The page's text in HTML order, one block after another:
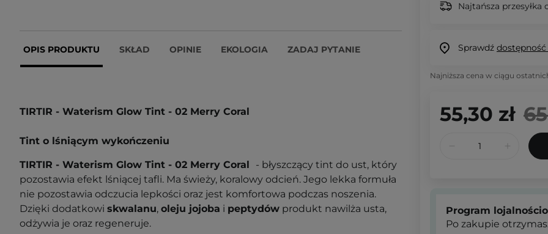
OPIS PRODUKTU SKŁAD OPINIE EKOLOGIA ZADAJ PYTANIE
TIRTIR - Waterism Glow Tint - 02 Merry Coral
Tint o lśniącym wykończeniu
TIRTIR - Waterism Glow Tint - 02 Merry Coral - błyszczący tint do ust, który
pozostawia efekt lśniącej tafli. Ma świeży, koralowy odcień. Jego lekka formuła
nie pozostawia odczucia lepkości oraz jest komfortowa podczas noszenia.
Dzięki dodatkowi skwalanu, oleju jojoba i peptydów produkt nawilża usta,
odżywia je oraz regeneruje.
Najtańsza przesyłka
Sprawdź
Najniższa cena w ciągu
55,30 zł
Program
Po zakupie